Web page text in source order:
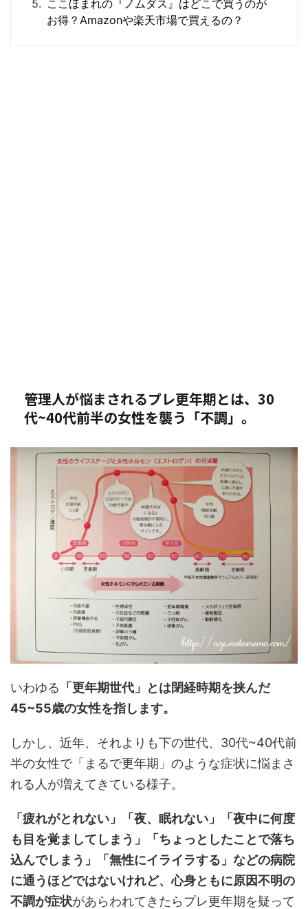
ここほまれの『ノムダス』はどこで買うのが
お得？Amazonや楽天市場で買えるの？
管理人が悩まされるプレ更年期とは、30
代~40代前半の女性を襲う「不調」。
いわゆる 「更年期世代」とは閉経時期を挟んだ
45~55歳の女性を指します。
しかし、近年、それよりも下の世代、30代~40代前
半の女性で「まるで更年期」のような症状に悩まさ
れる人が増えてきている様子。
「疲れがとれない」「夜、眠れない」「夜中に何度
も目を覚ましてしまう」「ちょっとしたことで落ち
込んでしまう」「無性にイライラする」などの病院
に通うほどではないけれど、心身ともに原因不明の
不調が症状があらわれてきたらプレ更年期を疑って